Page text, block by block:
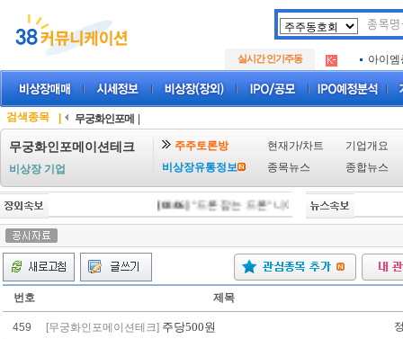
실시간 인기주동
.
아크로
아이엠
.
아크로
.
루켄테
검색종목 무궁화인포메
무궁화인포메이션테크
비상장 기업
주주토론방 현재가/차트
기업개요
비상장유통정보
종목뉴스 종합뉴스
[08/06]"드론 잡는 드론" 니어스랩, IPO 시동 "2029년
번호 제목
459 [무궁화인포메이션테크] 주당500원